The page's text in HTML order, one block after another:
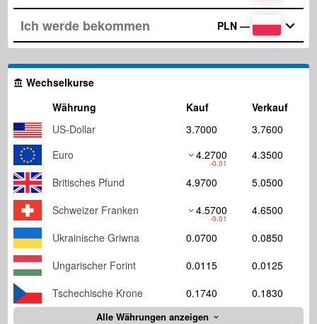
PLN —
Wechselkurse
Währung
Kauf
Verkauf
US-Dollar
3.7000
3.7600
Euro
4.2700
-0.01
4.3500
Britisches Pfund
4.9700
5.0500
Schweizer Franken
4.5700
-0.01
4.6500
Ukrainische Griwna
0.0700
0.0850
Ungarischer Forint
0.0115
0.0125
Tschechische Krone
0.1740 0.1830
Alle Währungen anzeigen